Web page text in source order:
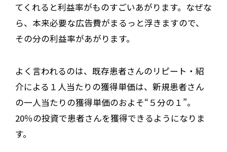
てくれると利益率がものすごいあがります。なぜな
ら、本来必要な広告費がまるっと浮きますので、
その分の利益率があがります。
よく言われるのは、既存患者さんのリピート・紹
介による１人当たりの獲得単価は、新規患者さん
の一人当たりの獲得単価のおよそ“５分の１”。
20％の投資で患者さんを獲得できるようになりま
す。